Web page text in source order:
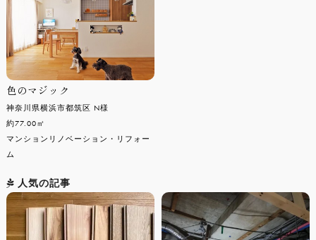
色のマジック
神奈川県横浜市都筑区 N様
約77.00㎡
マンションリノベーション・リフォー
ム
人気の記事